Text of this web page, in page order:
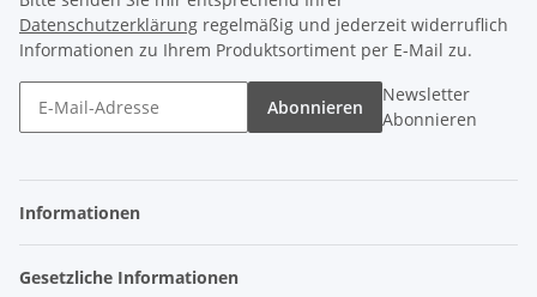
Datenschutzerklärung regelmäßig und jederzeit widerruflich
Informationen zu Ihrem Produktsortiment per E-Mail zu.
Abonnieren
Newsletter
Abonnieren
Informationen
Gesetzliche Informationen